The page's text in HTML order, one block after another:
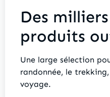
Des
produits
Une large sélection
randonnée, le
voyage.